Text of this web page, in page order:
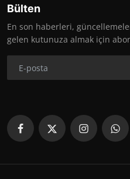
Bülten
En son haberleri,
gelen kutunuza almak için